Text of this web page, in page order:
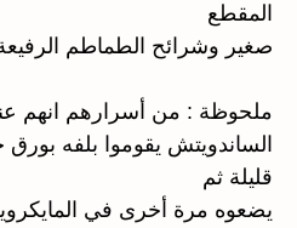
المقطع
صغير وشرائح الطماطم
ملحوظة : من أسرارهم انهم
الساندويتش يقوموا بلفه
قليلة ثم
يضعوه مرة أخرى في المايكرويف لمدة 20